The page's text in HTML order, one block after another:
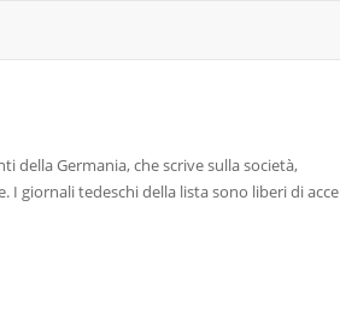
della Germania, che scrive sulla società,
giornali tedeschi della lista sono liberi di acce